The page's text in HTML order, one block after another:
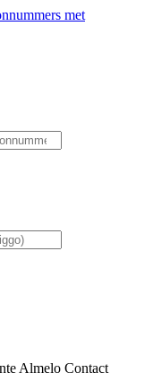
Almelo Contact